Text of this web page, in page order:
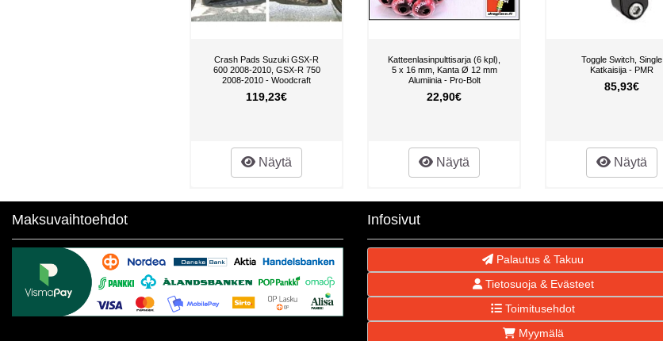
Crash Pads Suzuki GSX-R
600 2008-2010, GSX-R 750
2008-2010 - Woodcraft
119,23€
Näytä
Katteenlasinpulttisarja (6 kpl),
5 x 16 mm, Kanta Ø 12 mm
Alumiinia - Pro-Bolt
22,90€
Näytä
Toggle Switch, Single
Katkaisija - PMR
85,93€
Näytä
Maksuvaihtoehdot Infosivut
Palautus & Takuu
Tietosuoja & Evästeet
Toimitusehdot
Myymälä